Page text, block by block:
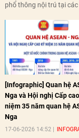
phổ thông nội trú tại
[Infographic] Quan hệ
Nga và Hội nghị Cấp
niệm 35 năm quan hệ
Nga
17-06-2026 14:52